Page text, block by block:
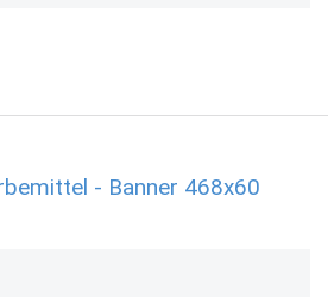
- Banner 468x60